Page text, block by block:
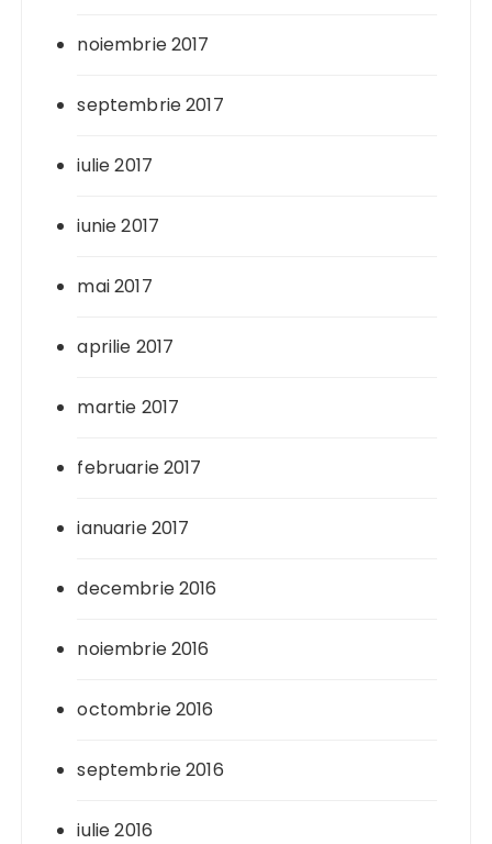
noiembrie 2017
septembrie 2017
iulie 2017
iunie 2017
mai 2017
aprilie 2017
martie 2017
februarie 2017
ianuarie 2017
decembrie 2016
noiembrie 2016
octombrie 2016
septembrie 2016
iulie 2016